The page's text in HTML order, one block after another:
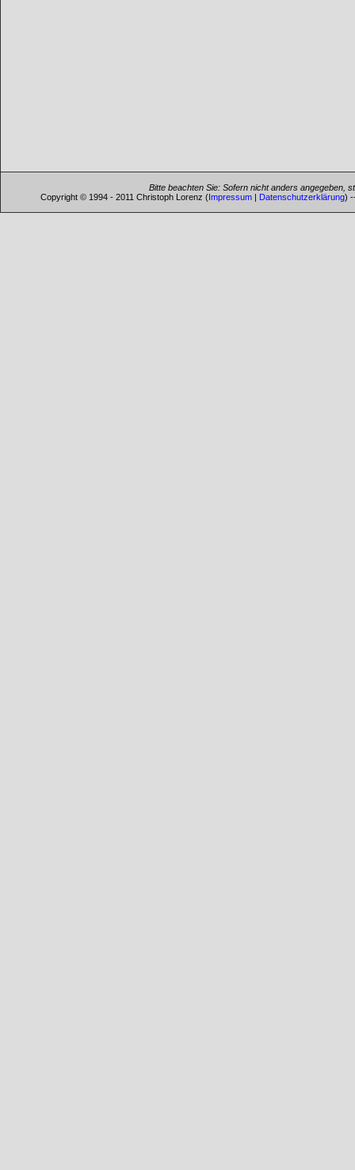
Bitte beachten Sie: Sofern nicht anders angegeben,
Copyright © 1994 - 2011 Christoph Lorenz (Impressum| Datenschutzerklärung)